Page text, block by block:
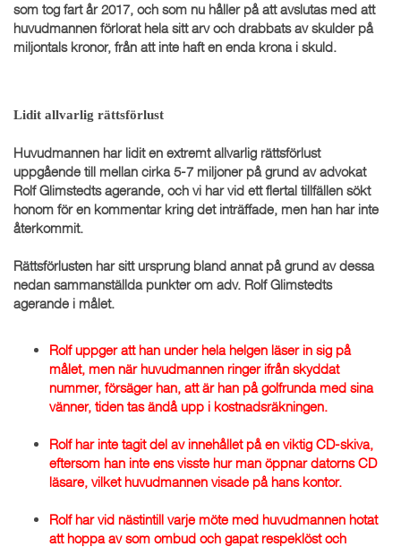
som tog fart år 2017, och som nu håller på att avslutas med att
huvudmannen förlorat hela sitt arv och drabbats av skulder på
miljontals kronor, från att inte haft en enda krona i skuld.
Lidit allvarlig rättsförlust
Huvudmannen har lidit en extremt allvarlig rättsförlust
uppgående till mellan cirka 5-7 miljoner på grund av advokat
Rolf Glimstedts agerande, och vi har vid ett flertal tillfällen sökt
honom för en kommentar kring det inträffade, men han har inte
återkommit.
Rättsförlusten har sitt ursprung bland annat på grund av dessa
nedan sammanställda punkter om adv. Rolf Glimstedts
agerande i målet.
Rolf uppger att han under hela helgen läser in sig på
målet, men när huvudmannen ringer ifrån skyddat
nummer, försäger han, att är han på golfrunda med sina
vänner, tiden tas ändå upp i kostnadsräkningen.
Rolf har inte tagit del av innehållet på en viktig CD-skiva,
eftersom han inte ens visste hur man öppnar datorns CD
läsare, vilket huvudmannen visade på hans kontor.
Rolf har vid nästintill varje möte med huvudmannen hotat
att hoppa av som ombud och gapat respeklöst och